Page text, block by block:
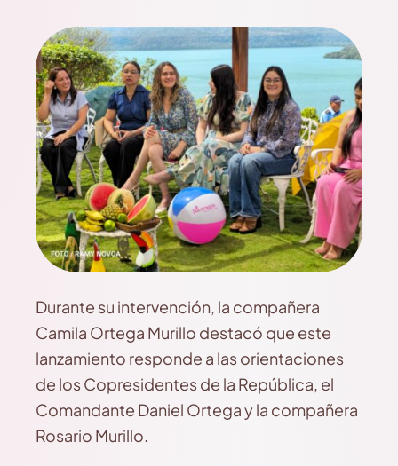
Durante su intervención, la compañera
Camila Ortega Murillo destacó que este
lanzamiento responde a las orientaciones
de los Copresidentes de la República, el
Comandante Daniel Ortega y la compañera
Rosario Murillo.